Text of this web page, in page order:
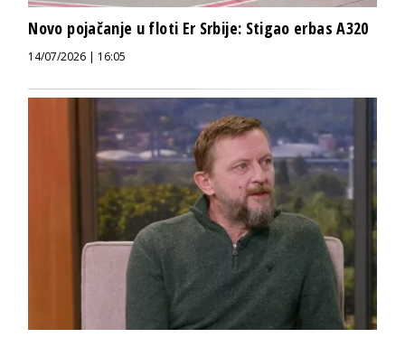
Novo pojačanje u floti Er Srbije: Stigao erbas A320
14/07/2026 | 16:05